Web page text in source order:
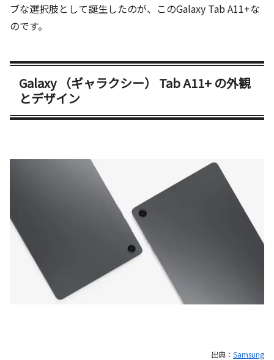
ブな選択肢として誕生したのが、このGalaxy Tab A11+な
のです。
Galaxy （ギャラクシー） Tab A11+ の外観
とデザイン
出典： Samsung